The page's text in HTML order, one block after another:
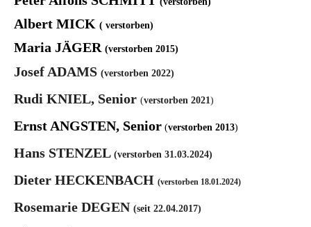
Albert MICK ( verstorben)
Maria JÄGER (verstorben 2015)
Josef ADAMS (verstorben 2022)
Rudi KNIEL, Senior (verstorben 2021)
Ernst ANGSTEN, Senior (verstorben 2013)
Hans STENZEL (verstorben 31.03.2024)
Dieter HECKENBACH (verstorben 18.01.2024)
Rosemarie DEGEN (seit 22.04.2017)